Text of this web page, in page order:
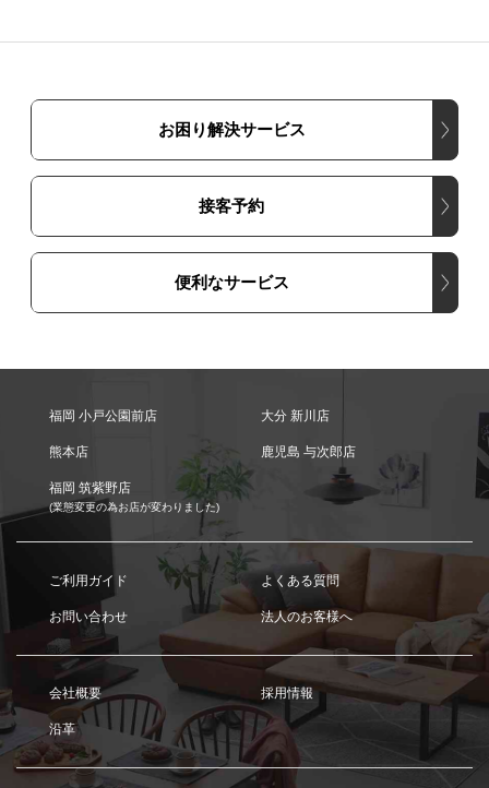
お困り解決サービス
接客予約
便利なサービス
福岡 小戸公園前店 大分 新川店
熊本店 鹿児島 与次郎店
福岡 筑紫野店
(業態変更の為お店が変わりました)
ご利用ガイド よくある質問
お問い合わせ 法人のお客様へ
会社概要 採用情報
沿革